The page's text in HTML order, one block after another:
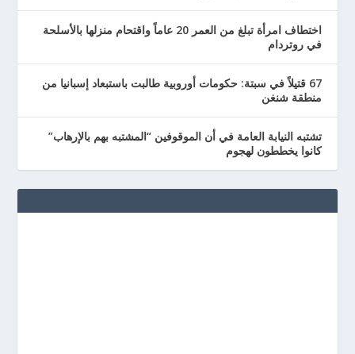
اختطاف امرأة تبلغ من العمر 20 عاماً واقتحام منزلها بالأسلحة
في روتردام
67 قتيلاً في سبتة: حكومات أوروبية طالبت باستبعاد إسبانيا من
منطقة شنغن
تشتبه النيابة العامة في أن الموقوفين “المشتبه بهم بالإرهاب”
كانوا يخططون لهجوم